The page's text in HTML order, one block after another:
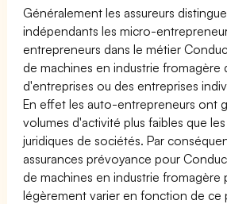
Généralement les assureurs
indépendants les micro-
entrepreneurs dans le métier
de machines en industrie fromagère
d'entreprises ou des entreprises
En effet les auto-entrepreneurs ont
volumes d'activité plus faibles que
juridiques de sociétés. Par
assurances prévoyance pour
de machines en industrie fromagère
légèrement varier en fonction de ce